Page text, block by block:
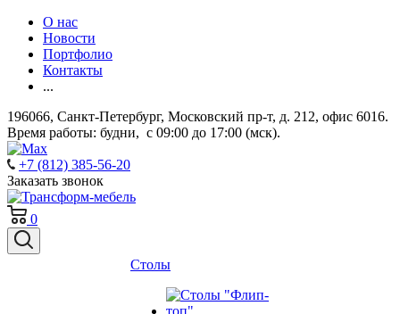
О нас
Новости
Портфолио
Контакты
...
196066, Санкт-Петербург, Московский пр-т, д. 212, офис 6016.
Время работы: будни, с 09:00 до 17:00 (мск).
+7 (812) 385-56-20
Заказать звонок
0
Столы